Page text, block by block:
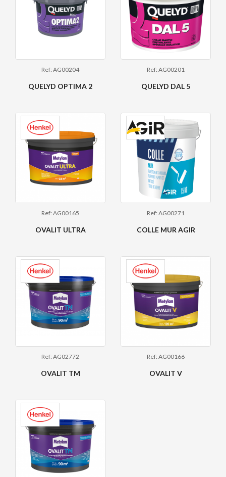
Ref: AG00204
QUELYD OPTIMA 2
Ref: AG00201
QUELYD DAL 5
Ref: AG00165
OVALIT ULTRA
Ref: AG00271
COLLE MUR AGIR
Ref: AG02772
OVALIT TM
Ref: AG00166
OVALIT V